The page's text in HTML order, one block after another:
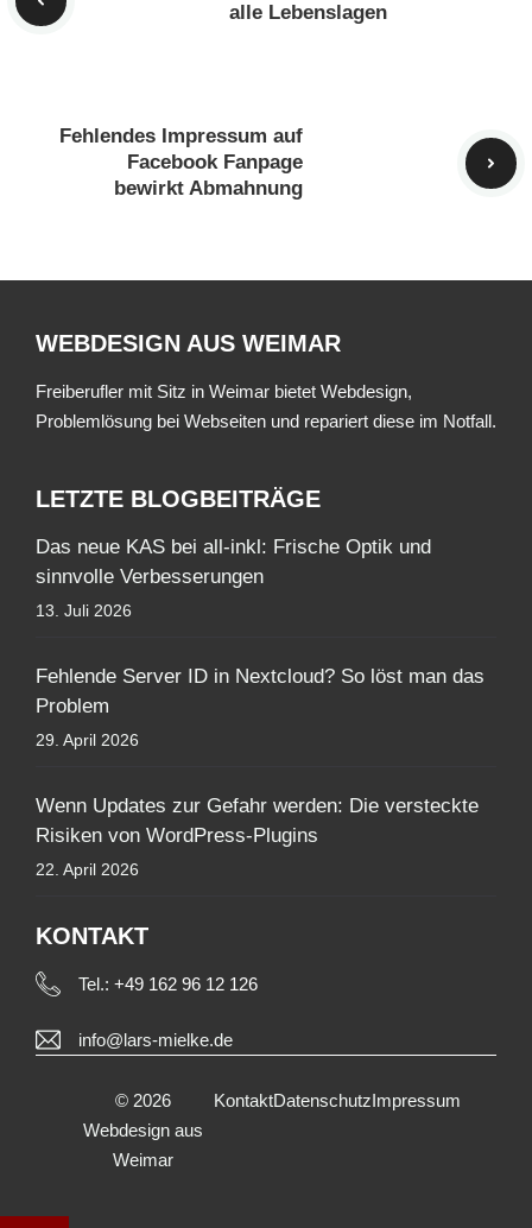
alle Lebenslagen
Fehlendes Impressum auf
Facebook Fanpage
bewirkt Abmahnung
WEBDESIGN AUS WEIMAR
Freiberufler mit Sitz in Weimar bietet Webdesign,
Problemlösung bei Webseiten und repariert diese im Notfall.
LETZTE BLOGBEITRÄGE
Das neue KAS bei all-inkl: Frische Optik und
sinnvolle Verbesserungen
13. Juli 2026
Fehlende Server ID in Nextcloud? So löst man das
Problem
29. April 2026
Wenn Updates zur Gefahr werden: Die versteckte
Risiken von WordPress-Plugins
22. April 2026
KONTAKT
Tel.: +49 162 96 12 126
info@lars-mielke.de
© 2026
Webdesign aus
Weimar
KontaktDatenschutzImpressum